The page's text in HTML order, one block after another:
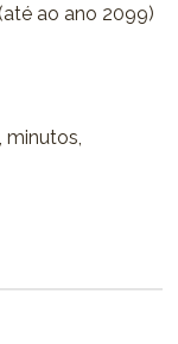
ao ano 2099)
minutos,